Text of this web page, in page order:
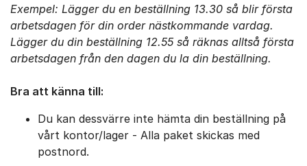
Exempel: Lägger du en beställning 13.30 så blir första
arbetsdagen för din order nästkommande vardag.
Lägger du din beställning 12.55 så räknas alltså första
arbetsdagen från den dagen du la din beställning.
Bra att känna till:
Du kan dessvärre inte hämta din beställning på
vårt kontor/lager - Alla paket skickas med
postnord.